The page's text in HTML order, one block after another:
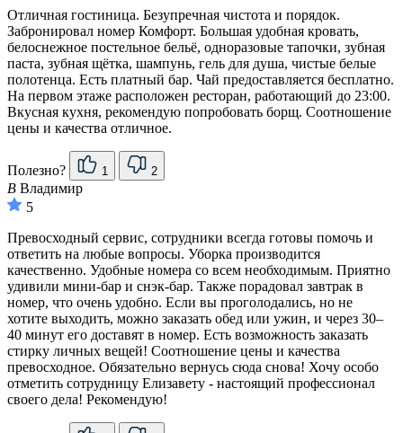
Отличная гостиница. Безупречная чистота и порядок.
Забронировал номер Комфорт. Большая удобная кровать,
белоснежное постельное бельё, одноразовые тапочки, зубная
паста, зубная щётка, шампунь, гель для душа, чистые белые
полотенца. Есть платный бар. Чай предоставляется бесплатно.
На первом этаже расположен ресторан, работающий до 23:00.
Вкусная кухня, рекомендую попробовать борщ. Соотношение
цены и качества отличное.
Полезно? 1 2
В Владимир
5
Превосходный сервис, сотрудники всегда готовы помочь и
ответить на любые вопросы. Уборка производится
качественно. Удобные номера со всем необходимым. Приятно
удивили мини-бар и снэк-бар. Также порадовал завтрак в
номер, что очень удобно. Если вы проголодались, но не
хотите выходить, можно заказать обед или ужин, и через 30–
40 минут его доставят в номер. Есть возможность заказать
стирку личных вещей! Соотношение цены и качества
превосходное. Обязательно вернусь сюда снова! Хочу особо
отметить сотрудницу Елизавету - настоящий профессионал
своего дела! Рекомендую!